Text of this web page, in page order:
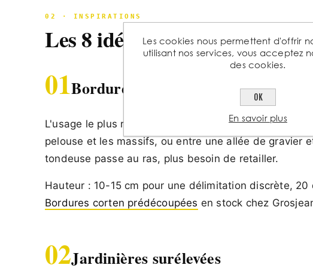
02 · INSPIRATIONS
Les 8 idées jardin acier
01Bordures d'allées et de massifs
L'usage le plus répandu. Une bordure cortencrée une
pelouse et les massifs, ou entre une allée de gravier
tondeuse passe au ras, plus besoin de retailler.
Hauteur : 10-15 cm pour une délimitation discrète,
Bordures corten prédécoupées en stock chez
02Jardinières surélevées
Les cookies nous permettent d'offrir
utilisant nos services, vous acceptez
des cookies.
OK
En savoir plus